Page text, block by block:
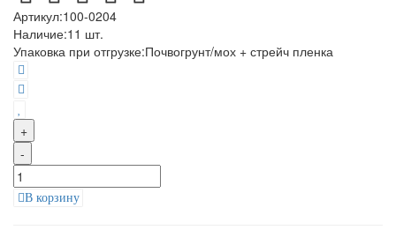
Артикул:100-0204
Наличие:11 шт.
Упаковка при отгрузке:Почвогрунт/мох + стрейч пленка
+
-
В корзину